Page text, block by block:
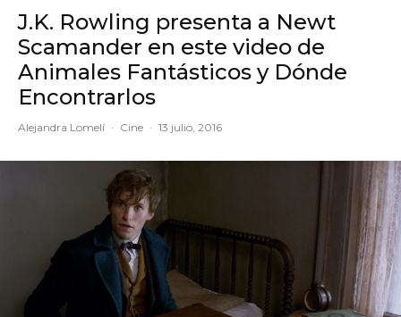
J.K. Rowling presenta a Newt
Scamander en este video de
Animales Fantásticos y Dónde
Encontrarlos
Alejandra Lomelí · Cine · 13 julio, 2016